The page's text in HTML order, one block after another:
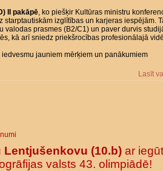
II pakāpē, ko piešķir Kultūras ministru
starptautiskām izglītības un karjeras iespējām.
valodas prasmes (B2/C1) un paver durvis
kā arī sniedz priekšrocības profesionālajā
jauniem mērķiem un panākumiem
Lasīt
Lentjušenkovu (10.b)ar
valsts 43. olimpiādē!